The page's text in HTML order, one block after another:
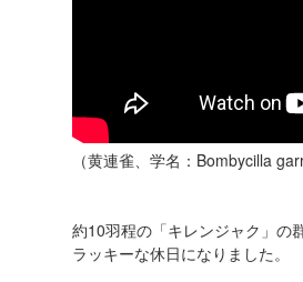
（黄連雀、学名：Bombycilla
約10羽程の「キレンジャク」の
ラッキーな休日になりました。